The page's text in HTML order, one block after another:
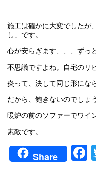
施工は確かに大変でしたが
し」です。
心が安らぎます、、、ずっ
不思議ですよね。自宅のリ
炎って、決して同じ形にな
だから、飽きないのでしょ
暖炉の前のソファーでワイ
素敵です。
Share